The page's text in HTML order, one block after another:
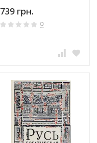
739 грн.
0